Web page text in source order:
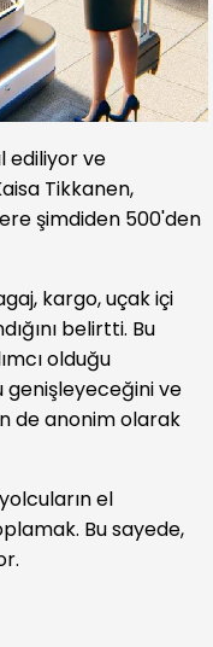
ediliyor ve
Tikkanen,
şimdiden 500'den
kargo, uçak içi
belirtti. Bu
olduğu
genişleyeceğini ve
de anonim olarak
el
Bu sayede,